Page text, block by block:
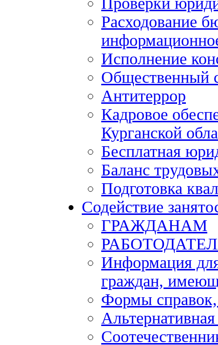
Расходование
Исполнение
Общественный
Антитеррор
Кадровое
Курганской
Бесплатная
Баланс
Подготовка
Содействие
ГРАЖДАНАМ
Информация
граждан,
Формы справок,